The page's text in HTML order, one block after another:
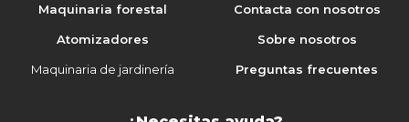
Maquinaria forestal
Atomizadores
Maquinaria de jardinería
Contacta con nosotros
Sobre nosotros
Preguntas frecuentes